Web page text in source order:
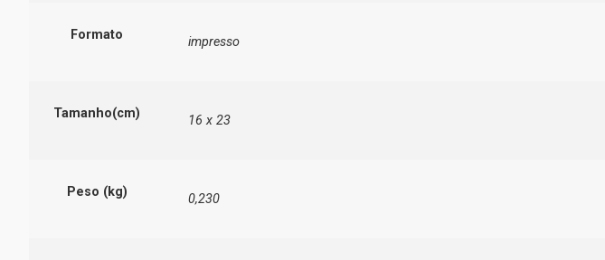
Formato impresso
Tamanho(cm) 16 x 23
Peso (kg) 0,230